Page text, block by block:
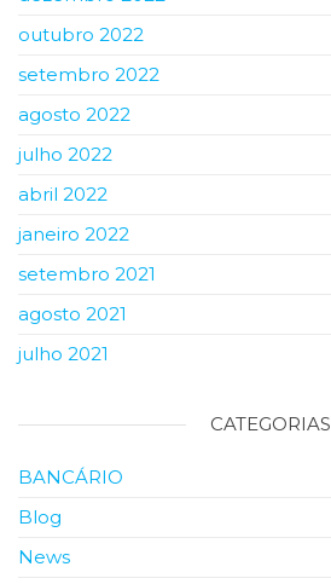
outubro 2022
setembro 2022
agosto 2022
julho 2022
abril 2022
janeiro 2022
setembro 2021
agosto 2021
julho 2021
CATEGORIAS
BANCÁRIO
Blog
News